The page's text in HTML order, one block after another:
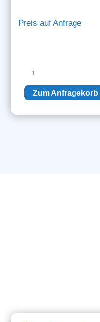
Preis auf Anfrage
UIH
Assy
Menge
Zum